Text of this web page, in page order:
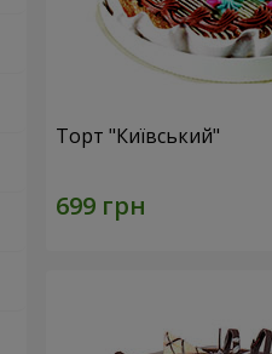
Торт "Київський"